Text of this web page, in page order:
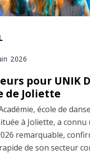
2026
pour UNIK
de Joliette
école de danse
à Joliette, a
remarquable,
de son secteur